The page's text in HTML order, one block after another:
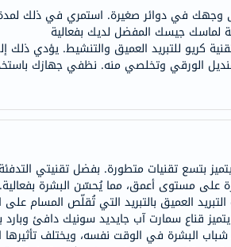
باقة
القلب
الصحي
Original
اختبار
الغذائي
الحالة
الصحية
البشرة
لماسك جيسك المفضل لديك بفعالية
كريو للتبريد العميق والتنشيط. يؤدي
الورقي وتخلصي منه. نظفي جهازك
سونيك دافئ وبارد للوجه يتميز بتسع تقنيات متطورة. بفضل
على مستوى أعمق، مما يُحسّن البشرة
العميق بالتبريد التي تُقلّص المسام على
البشرة في الوقت نفسه، ويختلف تأثيرها